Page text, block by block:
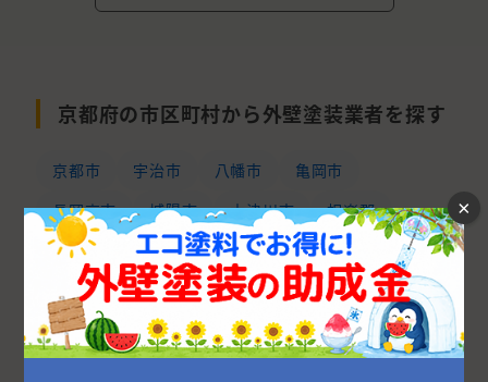
京都府の市区町村から外壁塗装業者を探す
京都市 宇治市 八幡市
亀岡市
長岡京市
城陽市 木津川市
相楽郡
京田辺市
南丹市 舞鶴市
福知山市
向日市
乙訓郡 綴喜郡
京丹後市
久世郡
綾部市 船井郡 与謝郡 宮津市
×